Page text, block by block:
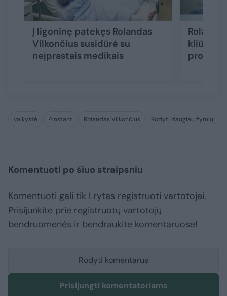
Į ligoninę patekęs Rolandas
Vilkončius susidūrė su
neįprastais medikais
vaikystė ^Instant Rolandas Vilkončius Rodyti daugiau žymių
Komentuoti po šiuo straipsniu
Komentuoti gali tik Lrytas registruoti vartotojai.
Prisijunkite prie registruotų vartotojų
bendruomenės ir bendraukite komentaruose!
Rodyti komentarus
Prisijungti komentatoriams